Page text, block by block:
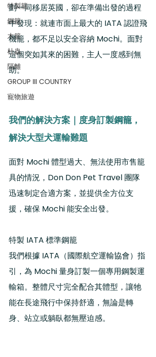
特製籠
鋼籠
木籠
杜蟲
隔離
GROUP III COUNTRY
寵物旅遊
劃一同移居英國，卻在準備出發的過程
中發現：就連市面上最大的 IATA 認證飛
機籠，都不足以安全容納 Mochi。面對
這個突如其來的困難，主人一度感到無
助。
我們的解決方案｜度身訂製鋼籠，
解決大型犬運輸難題
面對 Mochi 體型過大、無法使用市售籠
具的情況，Don Don Pet Travel 團隊
迅速制定合適方案，並提供全方位支
援，確保 Mochi 能安全出發。
特製 IATA 標準鋼籠
我們根據 IATA（國際航空運輸協會）指
引，為 Mochi 量身訂製一個專用鋼製運
輸箱。整體尺寸完全配合其體型，讓牠
能在長途飛行中保持舒適，無論是轉
身、站立或躺臥都無壓迫感。